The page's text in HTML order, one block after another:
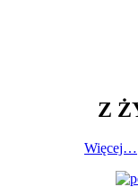
Z
Więcej…